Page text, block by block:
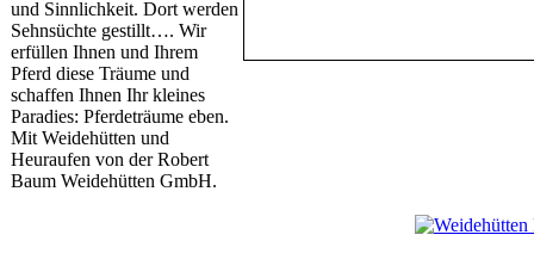
und Sinnlichkeit. Dort werden
Sehnsüchte gestillt…. Wir
erfüllen Ihnen und Ihrem
Pferd diese Träume und
schaffen Ihnen Ihr kleines
Paradies: Pferdeträume eben.
Mit Weidehütten und
Heuraufen von der Robert
Baum Weidehütten GmbH.